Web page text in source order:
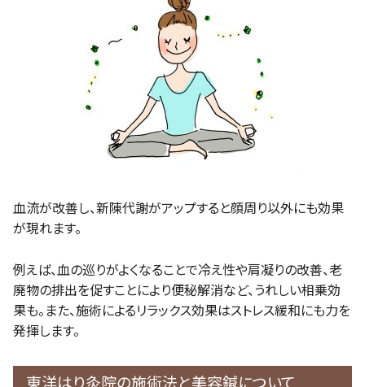
血流が改善し、新陳代謝がアップすると顔周り以外にも効果
が現れます。
例えば、血の巡りがよくなることで冷え性や肩凝りの改善、老
廃物の排出を促すことにより便秘解消など、うれしい相乗効
果も。また、施術によるリラックス効果はストレス緩和にも力を
発揮します。